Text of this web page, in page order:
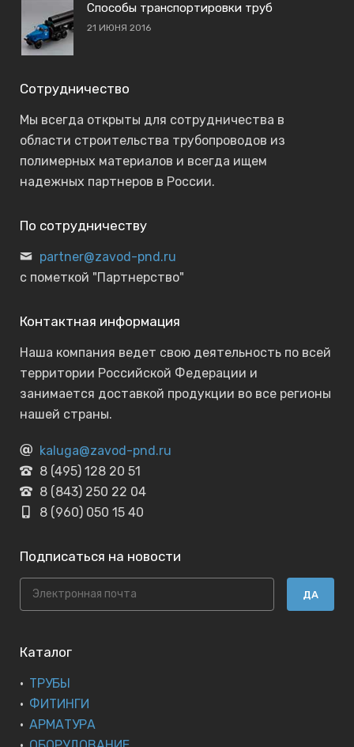
Способы транспортировки труб
21 ИЮНЯ 2016
Сотрудничество
Мы всегда открыты для сотрудничества в
области строительства трубопроводов из
полимерных материалов и всегда ищем
надежных партнеров в России.
По сотрудничеству
partner@zavod-pnd.ru
с пометкой "Партнерство"
Контактная информация
Наша компания ведет свою деятельность по всей
территории Российской Федерации и
занимается доставкой продукции во все регионы
нашей страны.
kaluga@zavod-pnd.ru
8 (495) 128 20 51
8 (843) 250 22 04
8 (960) 050 15 40
Подписаться на новости
ДА
Каталог
ТРУБЫ
ФИТИНГИ
АРМАТУРА